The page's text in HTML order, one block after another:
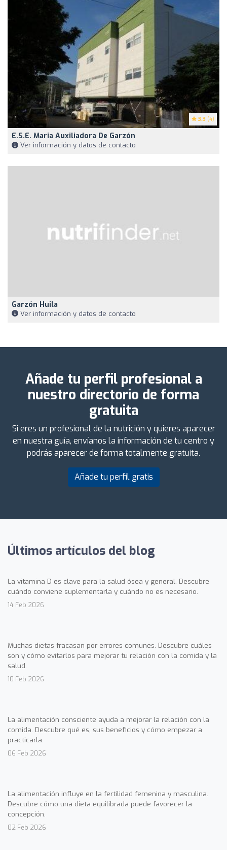
3.3 (4)
E.S.E. Maria Auxiliadora De Garzón
Ver información y datos de contacto
Garzón Huila
Ver información y datos de contacto
Añade tu perfil profesional a
nuestro directorio de forma
gratuita
Si eres un profesional de la nutrición y quieres aparecer
en nuestra guía, envíanos la información de tu centro y
podrás aparecer de forma totalmente gratuita.
Añade tu perfil gratis
Últimos artículos del blog
La vitamina D es clave para la salud ósea y general. Descubre
cuándo conviene suplementarla y cuándo no es necesario.
14 Feb 2026
Muchas dietas fracasan por errores comunes. Descubre cuáles
son y cómo evitarlos para mejorar tu relación con la comida y la
salud.
10 Feb 2026
La alimentación consciente ayuda a mejorar la relación con la
comida. Descubre qué es, sus beneficios y cómo empezar a
practicarla.
06 Feb 2026
La alimentación influye en la fertilidad femenina y masculina.
Descubre cómo una dieta equilibrada puede favorecer la
concepción.
02 Feb 2026